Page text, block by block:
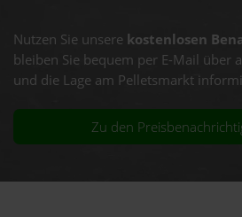
Nutzen Sie unsere kostenlosen
bleiben Sie bequem per E-Mail über
und die Lage am Pelletsmarkt
Zu den